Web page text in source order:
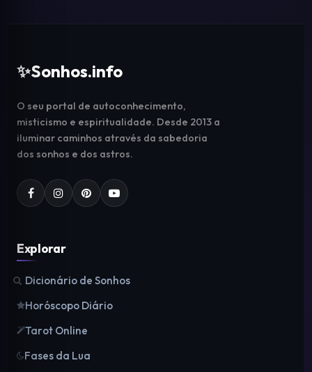
✨Sonhos.info
O seu portal de autoconhecimento,
misticismo e espiritualidade. Desde 2013 a
iluminar caminhos através da sabedoria
dos sonhos e dos astros.
Explorar
Dicionário de Sonhos
Horóscopo Diário
Tarot Online
Fases da Lua